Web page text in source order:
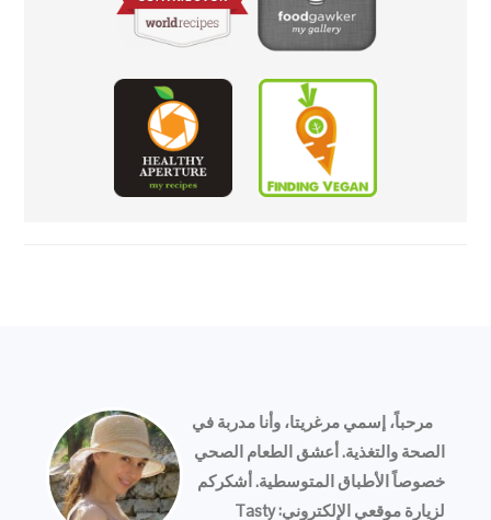
مرحباً، إسمي مرغريتا، وأنا مدربة في
الصحة والتغذية. أعشق الطعام الصحي
خصوصاً الأطباق المتوسطية. أشكركم
لزيارة موقعي الإلكتروني: Tasty